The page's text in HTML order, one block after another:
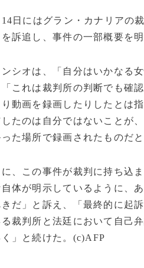
日にはグラン・カナリアの
を訴追し、事件の一部概要を
ンシオは、「自分はいかなる
「これは裁判所の判断でも確
り動画を録画したりしたとは
したのは自分ではないことが
た場所で録画されたものだ
に、この事件が裁判に持ち込
自体が明示しているように、
きだ」と訴え、「最終的に起
る裁判所と法廷において自己
く」と続けた。(c)AFP